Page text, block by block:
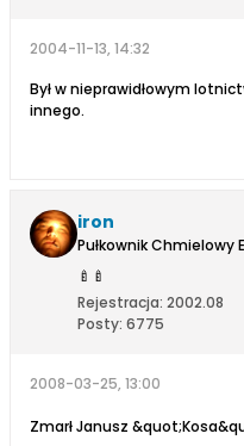
2004-11-13, 14:32
Był w nieprawidłowym
innego.
iron
Pułkownik Chmielowy
🍼 🍼
Rejestracja: 2002.08
Posty: 6775
2008-03-25, 13:00
Zmarł Janusz